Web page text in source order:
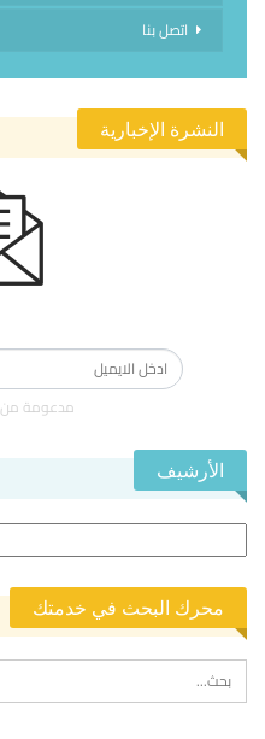
اتصل بنا
النشرة الإخبارية
مدعومة من
الأرشيف
محرك البحث في خدمتك